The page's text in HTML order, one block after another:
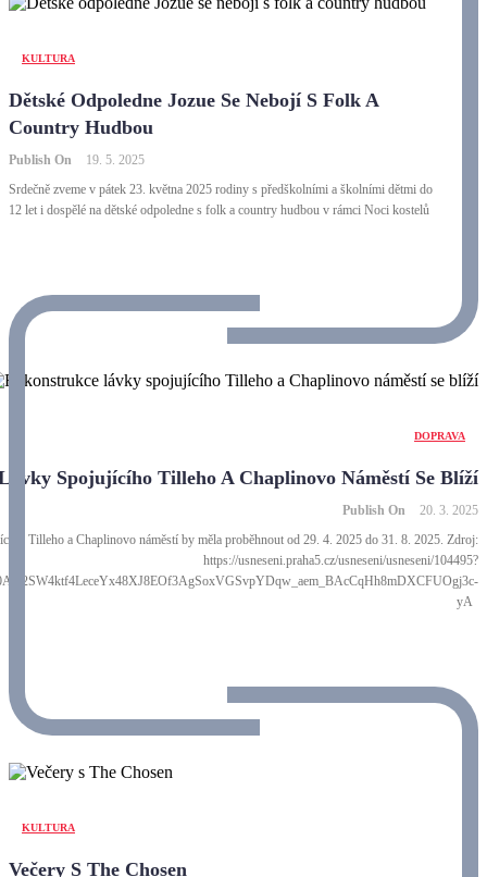
KULTURA
Dětské Odpoledne Jozue Se Nebojí S Folk A
Country Hudbou
Publish On
19. 5. 2025
Srdečně zveme v pátek 23. května 2025 rodiny s předškolními a školními dětmi do
12 let i dospělé na dětské odpoledne s folk a country hudbou v rámci Noci kostelů
DOPRAVA
Spojujícího Tilleho A Chaplinovo Náměstí Se Blíží
Publish On
20. 3. 2025
Tilleho a Chaplinovo náměstí by měla proběhnout od 29. 4. 2025 do 31. 8. 2025. Zdroj:
https://usneseni.praha5.cz/usneseni/usneseni/104495?
yA
KULTURA
Večery S The Chosen